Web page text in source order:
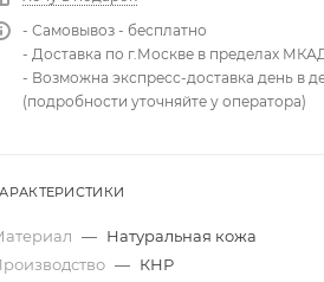
- Самовывоз - бесплатно
- Доставка по г.Москве в пределах
- Возможна экспресс-доставка день в
(подробности уточняйте у оператора)
— Натуральная кожа
— КНР